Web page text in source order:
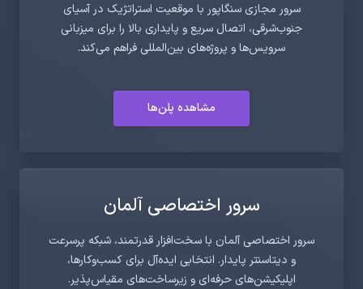
سرور مجازی سنگاپور با موقعیت استراتژیک در آسیای
جنوب‌شرقی، اتصال سریع و پایداری بالا را برای میزبانی
سرویس‌ها و پروژه‌های بین‌المللی فراهم می‌کند.
مشاهده پلن‌ها
سرور اختصاصی آلمان
سرور اختصاصی آلمان با سخت‌افزار قدرتمند، شبکه پرسرعت
و دیتاسنتر پایدار. انتخابی ایده‌آل برای کسب‌وکارها،
اپلیکیشن‌های حرفه‌ای و زیرساخت‌های مقیاس‌پذیر.